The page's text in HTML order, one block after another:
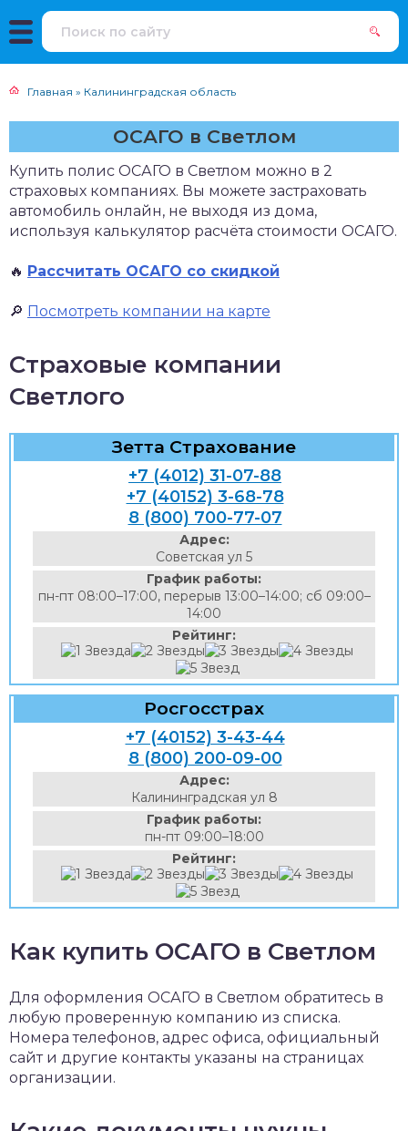
Главная » Калининградская область
ОСАГО в Светлом
Купить полис ОСАГО в Светлом можно в 2
страховых компаниях. Вы можете застраховать
автомобиль онлайн, не выходя из дома,
используя калькулятор расчёта стоимости ОСАГО.
🔥 Рассчитать ОСАГО со скидкой
🔎 Посмотреть компании на карте
Страховые компании
Светлого
Зетта Страхование
+7 (4012) 31-07-88
+7 (40152) 3-68-78
8 (800) 700-77-07
Адрес:
Советская ул 5
График работы:
пн-пт 08:00–17:00, перерыв 13:00–14:00; сб 09:00–
14:00
Рейтинг:
Росгосстрах
+7 (40152) 3-43-44
8 (800) 200-09-00
Адрес:
Калининградская ул 8
График работы:
пн-пт 09:00–18:00
Рейтинг:
Как купить ОСАГО в Светлом
Для оформления ОСАГО в Светлом обратитесь в
любую проверенную компанию из списка.
Номера телефонов, адрес офиса, официальный
сайт и другие контакты указаны на страницах
организации.